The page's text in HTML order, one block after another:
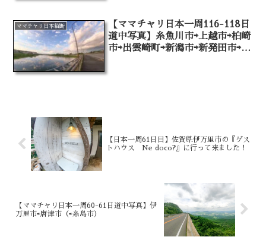
ママチャリ日本縦断
【ママチャリ日本一周116-118日
道中写真】糸魚川市⇨上越市⇨柏崎
市⇨出雲崎町⇨新潟市⇨新発田市⇨胎
【日本一周61日目】佐賀県伊万里市の『ゲス
トハウス Ne doco?』に行って来ました！
【ママチャリ日本一周60-61日道中写真】伊
万里市⇨唐津市（⇨糸島市）